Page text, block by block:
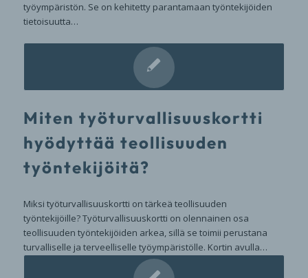
työympäristön. Se on kehitetty parantamaan työntekijöiden
tietoisuutta…
Miten työturvallisuuskortti
hyödyttää teollisuuden
työntekijöitä?
Miksi työturvallisuuskortti on tärkeä teollisuuden
työntekijöille? Työturvallisuuskortti on olennainen osa
teollisuuden työntekijöiden arkea, sillä se toimii perustana
turvalliselle ja terveelliselle työympäristölle. Kortin avulla…